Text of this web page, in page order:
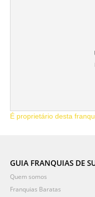
É proprietário desta
GUIA FRANQUIAS DE
Quem somos
Franquias Baratas